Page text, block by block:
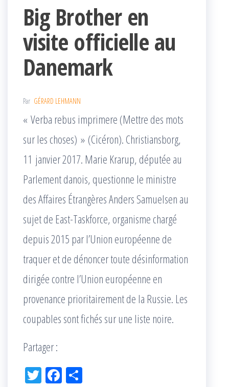
Big Brother en
visite officielle au
Danemark
Par GÉRARD LEHMANN
« Verba rebus imprimere (Mettre des mots
sur les choses) » (Cicéron). Christiansborg,
11 janvier 2017. Marie Krarup, députée au
Parlement danois, questionne le ministre
des Affaires Étrangères Anders Samuelsen au
sujet de East-Taskforce, organisme chargé
depuis 2015 par l’Union européenne de
traquer et de dénoncer toute désinformation
dirigée contre l’Union européenne en
provenance prioritairement de la Russie. Les
coupables sont fichés sur une liste noire.
Partager :
Tw Fac